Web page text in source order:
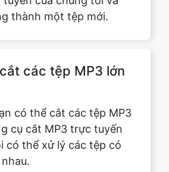
các tệp MP3 lớn
cụ cắt MP3 trực tuyến
có thể xử lý các tệp có
để tải tệp MP3